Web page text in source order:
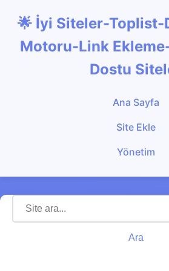
🌟 İyi Siteler-
Motoru-Link
Dostu
Ana Sayfa
Site Ekle
Yönetim
Ara